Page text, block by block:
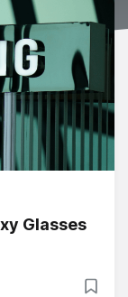
Glasses